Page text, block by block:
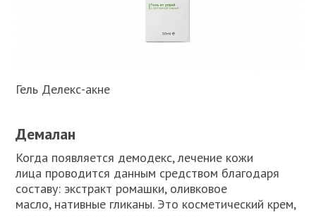
Гель Делекс-акне
Демалан
Когда появляется демодекс, лечение кожи
лица проводится данным средством благодаря
составу: экстракт ромашки, оливковое
масло, нативные гликаны. Это косметический крем,